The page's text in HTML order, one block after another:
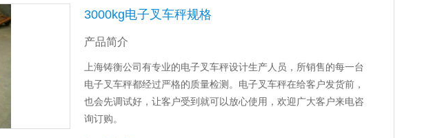
3000kg电子叉车秤规格
产品简介
上海铸衡公司有专业的电子叉车秤设计生产人员，所销售的每一台
电子叉车秤都经过严格的质量检测。电子叉车秤在给客户发货前，
也会先调试好，让客户受到就可以放心使用，欢迎广大客户来电咨
询订购。